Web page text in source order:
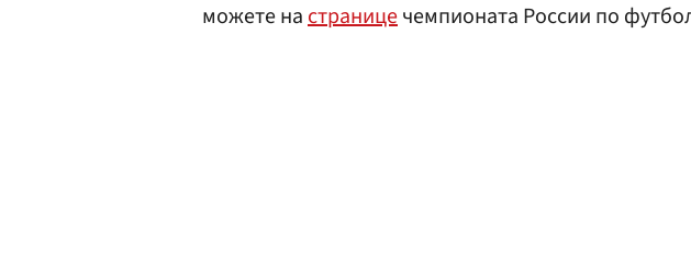
можете настраницечемпионата России по